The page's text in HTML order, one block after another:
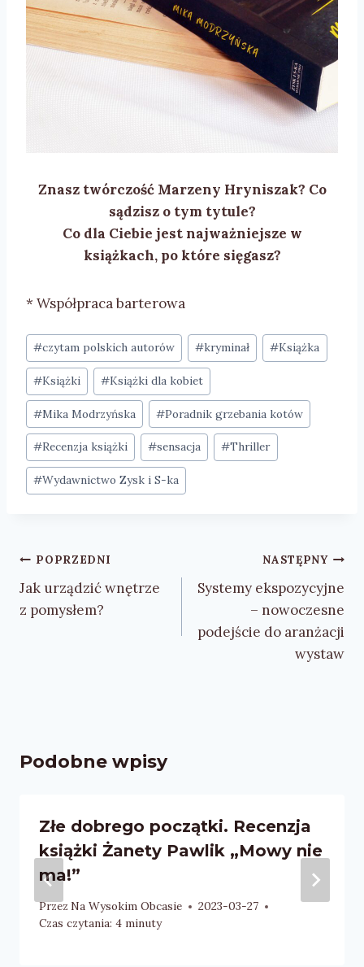
Znasz twórczość Marzeny Hryniszak? Co
sądzisz o tym tytule?
Co dla Ciebie jest najważniejsze w
książkach, po które sięgasz?
* Współpraca barterowa
Tagi
wpisu:
#czytam polskich autorów #kryminał #Książka
#Książki #Książki dla kobiet
#Mika Modrzyńska #Poradnik grzebania kotów
#Recenzja książki #sensacja #Thriller
#Wydawnictwo Zysk i S-ka
Nawigacja
wpisu
POPRZEDNI
Jak urządzić wnętrze
z pomysłem?
NASTĘPNY
Systemy ekspozycyjne
– nowoczesne
podejście do aranżacji
wystaw
Podobne wpisy
Złe dobrego początki. Recenzja
książki Żanety Pawlik „Mowy nie
ma!”
Przez Na Wysokim Obcasie
2023-03-27
Czas czytania: 4 minuty